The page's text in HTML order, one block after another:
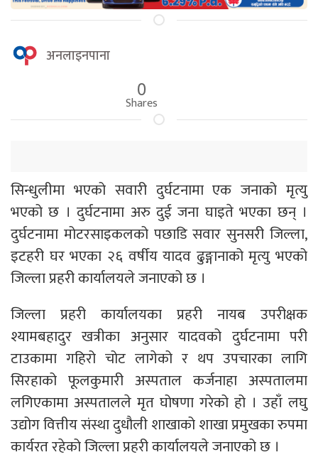
अनलाइनपाना
0
Shares
सिन्धुलीमा भएको सवारी दुर्घटनामा एक जनाको मृत्यु
भएको छ । दुर्घटनामा अरु दुई जना घाइते भएका छन् ।
दुर्घटनामा मोटरसाइकलको पछाडि सवार सुनसरी जिल्ला,
इटहरी घर भएका २६ वर्षीय यादव ढुङ्गानाको मृत्यु भएको
जिल्ला प्रहरी कार्यालयले जनाएको छ ।
जिल्ला प्रहरी कार्यालयका प्रहरी नायब उपरीक्षक
श्यामबहादुर खत्रीका अनुसार यादवको दुर्घटनामा परी
टाउकामा गहिरो चोट लागेको र थप उपचारका लागि
सिरहाको फूलकुमारी अस्पताल कर्जनाहा अस्पतालमा
लगिएकामा अस्पतालले मृत घोषणा गरेको हो । उहाँ लघु
उद्योग वित्तीय संस्था दुधौली शाखाको शाखा प्रमुखका रुपमा
कार्यरत रहेको जिल्ला प्रहरी कार्यालयले जनाएको छ ।